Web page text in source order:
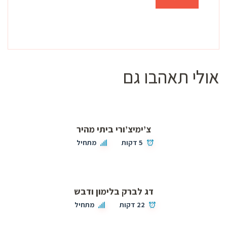
אולי תאהבו גם
צ’ימיצ’ורי ביתי מהיר
5 דקות מתחיל
דג לברק בלימון ודבש
22 דקות מתחיל